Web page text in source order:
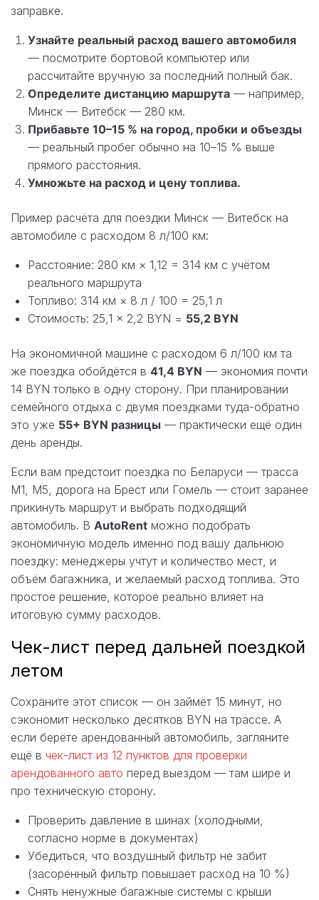
заправке.
Узнайте реальный расход вашего автомобиля
— посмотрите бортовой компьютер или
рассчитайте вручную за последний полный бак.
Определите дистанцию маршрута — например,
Минск — Витебск — 280 км.
Прибавьте 10–15 % на город, пробки и объезды
— реальный пробег обычно на 10–15 % выше
прямого расстояния.
Умножьте на расход и цену топлива.
Пример расчёта для поездки Минск — Витебск на
автомобиле с расходом 8 л/100 км:
Расстояние: 280 км × 1,12 = 314 км с учётом
реального маршрута
Топливо: 314 км × 8 л / 100 = 25,1 л
Стоимость: 25,1 × 2,2 BYN = 55,2 BYN
На экономичной машине с расходом 6 л/100 км та
же поездка обойдётся в 41,4 BYN — экономия почти
14 BYN только в одну сторону. При планировании
семейного отдыха с двумя поездками туда-обратно
это уже 55+ BYN разницы — практически ещё один
день аренды.
Если вам предстоит поездка по Беларуси — трасса
М1, М5, дорога на Брест или Гомель — стоит заранее
прикинуть маршрут и выбрать подходящий
автомобиль. В AutoRent можно подобрать
экономичную модель именно под вашу дальнюю
поездку: менеджеры учтут и количество мест, и
объём багажника, и желаемый расход топлива. Это
простое решение, которое реально влияет на
итоговую сумму расходов.
Чек-лист перед дальней поездкой
летом
Сохраните этот список — он займёт 15 минут, но
сэкономит несколько десятков BYN на трассе. А
если берёте арендованный автомобиль, загляните
ещё в чек-лист из 12 пунктов для проверки
арендованного авто перед выездом — там шире и
про техническую сторону.
Проверить давление в шинах (холодными,
согласно норме в документах)
Убедиться, что воздушный фильтр не забит
(засорённый фильтр повышает расход на 10 %)
Снять ненужные багажные системы с крыши